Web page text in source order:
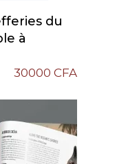
du
à
30000 CFA